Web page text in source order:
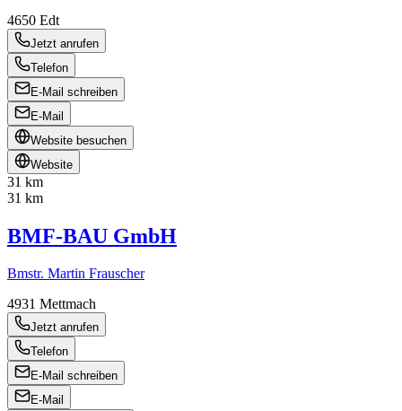
4650 Edt
Jetzt anrufen
Telefon
E-Mail schreiben
E-Mail
Website besuchen
Website
31 km
31 km
BMF-BAU GmbH
Bmstr. Martin Frauscher
4931 Mettmach
Jetzt anrufen
Telefon
E-Mail schreiben
E-Mail